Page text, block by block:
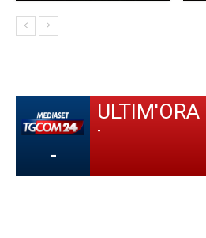
-
ULTIM'ORA
-